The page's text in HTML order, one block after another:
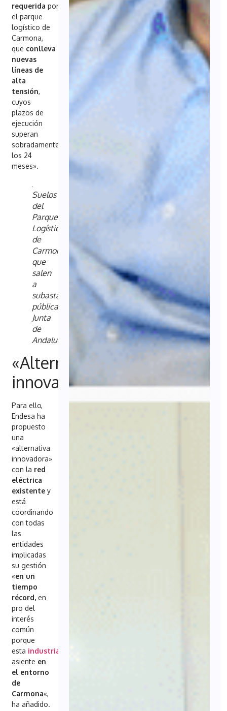
requeridapor
el parque
logístico de
Carmona,
que conlleva
nuevas
líneas de
alta
tensión,
cuyos
plazos de
ejecución
superan
sobradamente
los 24
meses».
Suelos
del
Parque
Logístico
de
Carmona
que
salen
a
subasta
pública.
Junta
de
Andalucía
«Alternativa
innovadora»
Para ello,
Endesa ha
propuesto
una
«alternativa
innovadora»
con la red
eléctrica
existente y
está
coordinando
con todas
las
entidades
implicadas
su gestión
«en un
tiempo
récord, en
pro del
interés
común
porque
esta industria
asiente en
el entorno
de
Carmona«,
ha añadido.